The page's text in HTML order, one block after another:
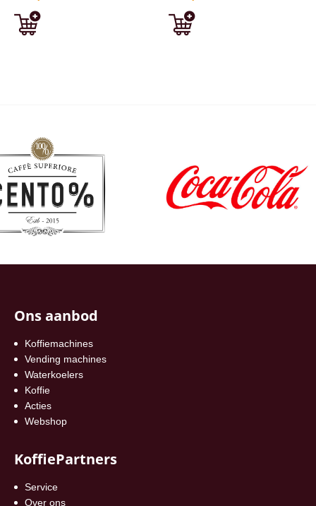
Ons aanbod
Koffiemachines
Vending machines
Waterkoelers
Koffie
Acties
Webshop
KoffiePartners
Service
Over ons